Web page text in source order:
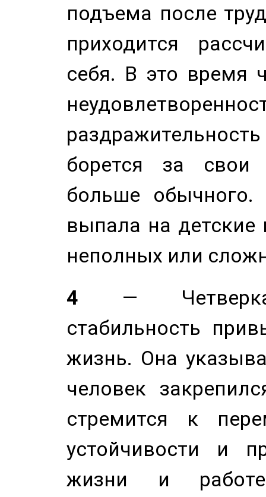
подъема после
приходится
себя. В это время
борется за свои
больше
выпала на детские
неполных или
4 — Четверка
стабильность
жизнь. Она
человек
стремится к
устойчивости и
жизни и